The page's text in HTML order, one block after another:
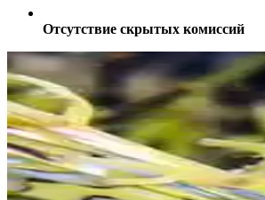
Отсутствие скрытых комиссий